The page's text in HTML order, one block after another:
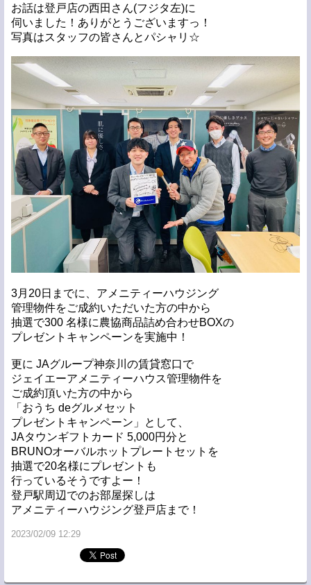
お話は登戸店の西田さん(フジタ左)に
伺いました！ありがとうございますっ！
写真はスタッフの皆さんとパシャリ☆
3月20日までに、アメニティーハウジング
管理物件をご成約いただいた方の中から
抽選で300 名様に農協商品詰め合わせBOXの
プレゼントキャンペーンを実施中！
更に JAグループ神奈川の賃貸窓口で
ジェイエーアメニティーハウス管理物件を
ご成約頂いた方の中から
「おうち deグルメセット
プレゼントキャンペーン」として、
JAタウンギフトカード 5,000円分と
BRUNOオーバルホットプレートセットを
抽選で20名様にプレゼントも
行っているそうですよー！
登戸駅周辺でのお部屋探しは
アメニティーハウジング登戸店まで！
2023/02/09 12:29